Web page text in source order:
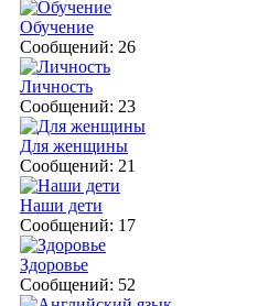
Обучение
Сообщений: 26
Личность
Сообщений: 23
Для женщины
Сообщений: 21
Наши дети
Сообщений: 17
Здоровье
Сообщений: 52